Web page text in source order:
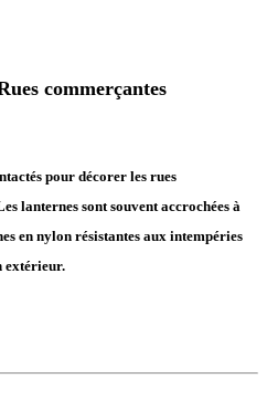
commerçantes
pour décorer les rues
lanternes sont souvent accrochées à
en nylon résistantes aux intempéries
extérieur.